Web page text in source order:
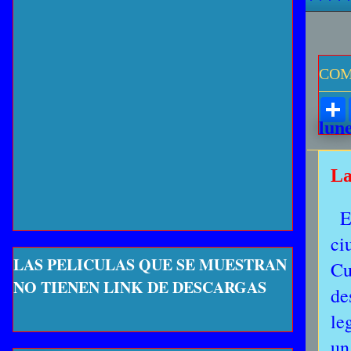
r
LAS PELICULAS QUE SE MUESTRAN
NO TIENEN LINK DE DESCARGAS